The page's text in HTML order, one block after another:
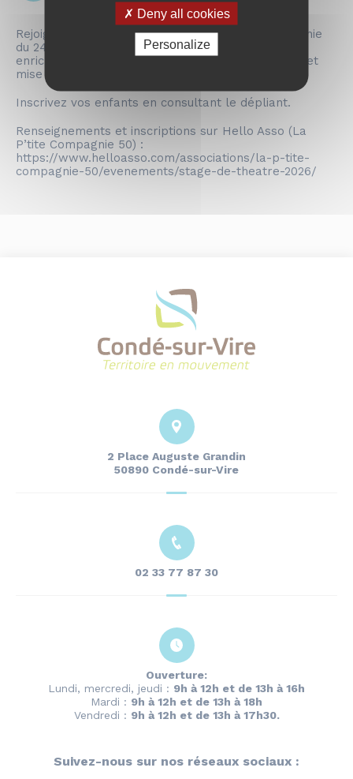
141.91 Ko
Rejoignez le stage de théâtre de la P’tite Compagnie
du 24 au 28 août ! Une expérience artistique
enrichissante : pratique théâtrale, impro, écriture et
mise en scène dès 8 ans.
Inscrivez vos enfants en consultant le dépliant.
Renseignements et inscriptions sur Hello Asso (La
P’tite Compagnie 50) :
https://www.helloasso.com/associations/la-p-tite-
compagnie-50/evenements/stage-de-theatre-2026/
2 Place Auguste Grandin
50890 Condé-sur-Vire
02 33 77 87 30
Ouverture:
Lundi, mercredi, jeudi : 9h à 12h et de 13h à 16h
Mardi : 9h à 12h et de 13h à 18h
Vendredi : 9h à 12h et de 13h à 17h30.
Suivez-nous sur nos réseaux sociaux :
Deny all cookies
Personalize